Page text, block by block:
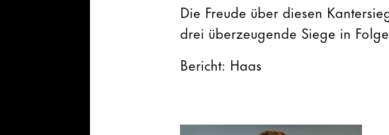
Die Freude über diesen
drei überzeugende Siege in
Bericht: Haas